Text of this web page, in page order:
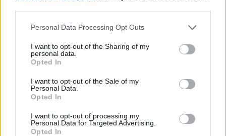
Personal Data Processing Opt Outs
I want to opt-out of the Sharing of my
personal data.
Opted In
I want to opt-out of the Sale of my
Personal Data.
Opted In
I want to opt-out of processing my
Personal Data for Targeted Advertising.
Opted In
Ο Geralt επιστρέφει! Πρώτη παρουσίαση του
νέου expansion του The Witcher 3 στη
Gamescom